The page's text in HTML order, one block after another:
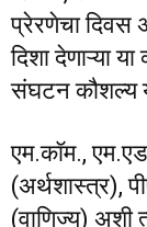
प्रेरणेचा दिवस
दिशा देणाऱ्या
संघटन कौशल्य
एम.कॉम.,
(अर्थशास्त्र),
(वाणिज्य) अशी